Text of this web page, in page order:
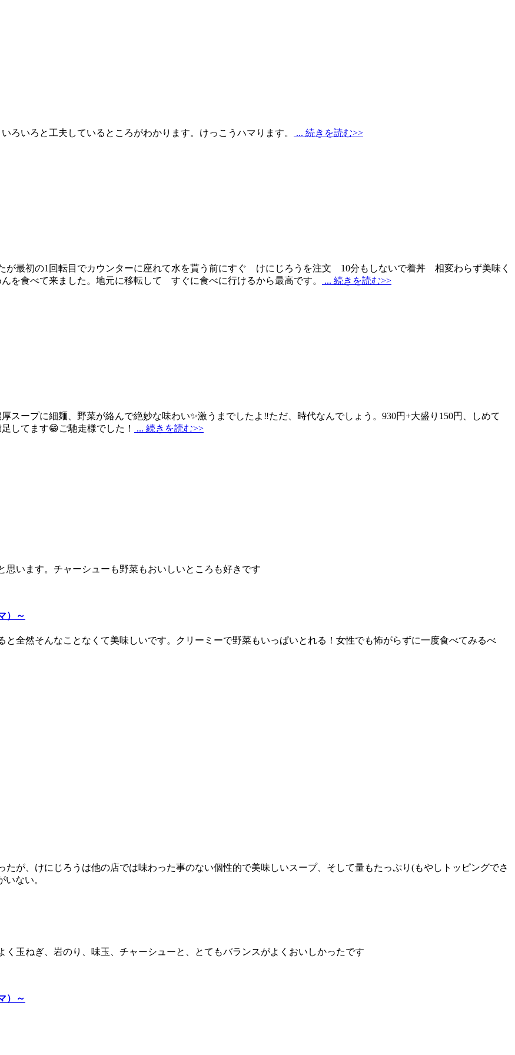
ろいろと工夫しているところがわかります。けっこうハマります。 ... 続きを読む>>
が最初の1回転目でカウンターに座れて水を貰う前にすぐ けにじろうを注文 10分もしないで着丼 相変わらず美味く
を食べて来ました。地元に移転して すぐに食べに行けるから最高です。
... 続きを読む>>
スープに細麺、野菜が絡んで絶妙な味わい✨激うまでしたよ‼️ただ、時代なんでしょう。930円+大盛り150円、しめて
してます😁ご馳走様でした！
... 続きを読む>>
います。チャーシューも野菜もおいしいところも好きです
）～
全然そんなことなくて美味しいです。クリーミーで野菜もいっぱいとれる！女性でも怖がらずに一度食べてみるべ
が、けにじろうは他の店では味わった事のない個性的で美味しいスープ、そして量もたっぷり(もやしトッピングでさ
ない。
玉ねぎ、岩のり、味玉、チャーシューと、とてもバランスがよくおいしかったです
）～